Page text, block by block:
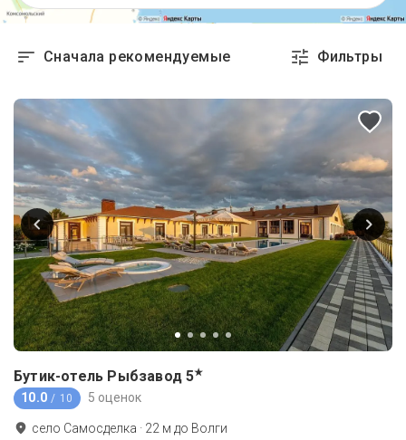
Сначала рекомендуемые Фильтры
Бутик-отель Рыбзавод 5★
10.0 / 10 5 оценок
село Самосделка · 22 м до Волги